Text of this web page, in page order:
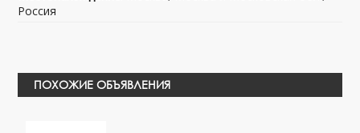
Россия
ПОХОЖИЕ ОБЪЯВЛЕНИЯ